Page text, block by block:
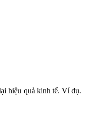
hiệu quả kinh tế. Ví dụ.